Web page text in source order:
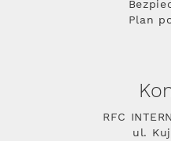
Plan
RFC
ul.